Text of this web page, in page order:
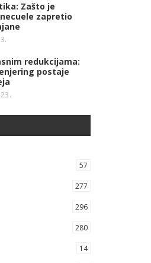
Zašto je
zapretio
redukcijama:
postaje
57
277
296
280
14